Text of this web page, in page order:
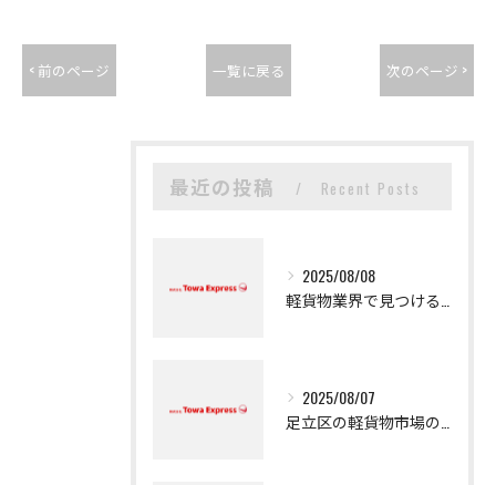
< 前のページ 一覧に戻る 次のページ >
最近の投稿 Recent Posts
2025/08/08
2025/08/07